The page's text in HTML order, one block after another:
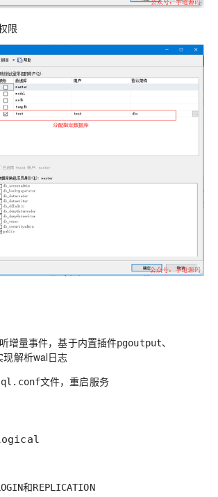
限
增量事件，基于内置插件pgoutput、
现解析wal日志
文件，重启服务
和REPLICATION